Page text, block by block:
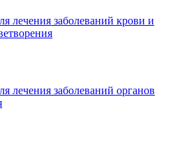
лечения заболеваний крови и
лечения заболеваний органов